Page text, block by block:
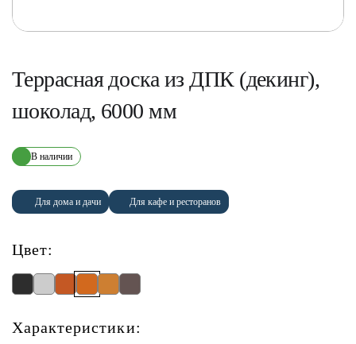
Террасная доска из ДПК (декинг),
шоколад, 6000 мм
В наличии
Для дома и дачи Для кафе и ресторанов
Цвет:
Характеристики: